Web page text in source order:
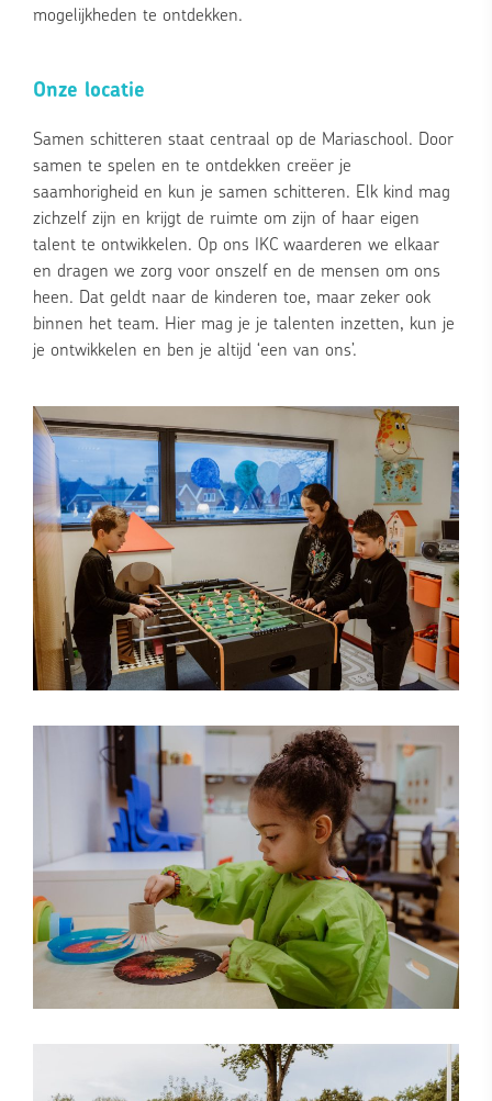
mogelijkheden te ontdekken.
Onze locatie
Samen schitteren staat centraal op de Mariaschool. Door
samen te spelen en te ontdekken creëer je
saamhorigheid en kun je samen schitteren. Elk kind mag
zichzelf zijn en krijgt de ruimte om zijn of haar eigen
talent te ontwikkelen. Op ons IKC waarderen we elkaar
en dragen we zorg voor onszelf en de mensen om ons
heen. Dat geldt naar de kinderen toe, maar zeker ook
binnen het team. Hier mag je je talenten inzetten, kun je
je ontwikkelen en ben je altijd ‘een van ons’.